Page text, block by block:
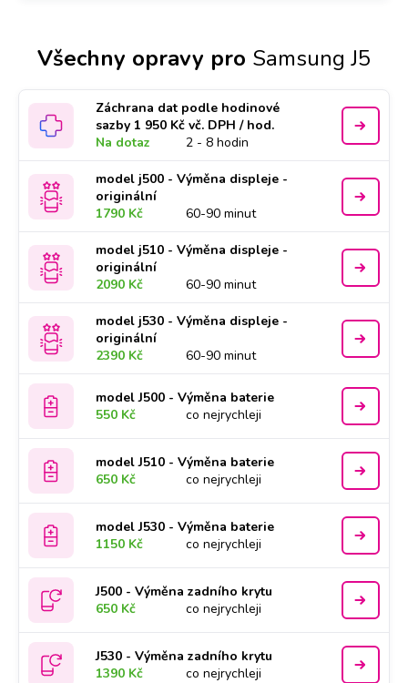
Všechny opravy pro Samsung J5
Záchrana dat podle hodinové
sazby 1 950 Kč vč. DPH / hod.
Na dotaz
2 - 8 hodin
model j500 - Výměna displeje -
originální
1790 Kč
60-90 minut
model j510 - Výměna displeje -
originální
2090 Kč
60-90 minut
model j530 - Výměna displeje -
originální
2390 Kč
60-90 minut
model J500 - Výměna baterie
550 Kč
co nejrychleji
model J510 - Výměna baterie
650 Kč
co nejrychleji
model J530 - Výměna baterie
1150 Kč
co nejrychleji
J500 - Výměna zadního krytu
650 Kč
co nejrychleji
J530 - Výměna zadního krytu
1390 Kč
co nejrychleji